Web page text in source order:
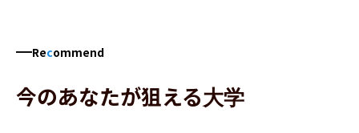
Recommend
今のあなたが狙える大学